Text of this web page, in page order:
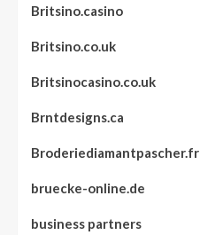
Britsino.casino
Britsino.co.uk
Britsinocasino.co.uk
Brntdesigns.ca
Broderiediamantpascher.fr
bruecke-online.de
business partners